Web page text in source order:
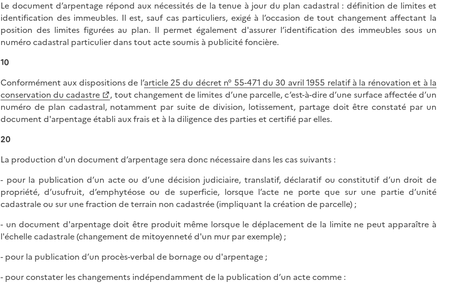
Le document d’arpentage répond aux nécessités de la tenue à jour du plan cadastral : définition de limites et
identification des immeubles. Il est, sauf cas particuliers, exigé à l’occasion de tout changement affectant la
position des limites figurées au plan. Il permet également d'assurer l’identification des immeubles sous un
numéro cadastral particulier dans tout acte soumis à publicité foncière.
10
Conformément aux dispositions de l’article 25 du décret n° 55-471 du 30 avril 1955 relatif à la rénovation et à la
conservation du cadastre
, tout changement de limites d’une parcelle, c’est-à-dire d’une surface affectée d’un
numéro de plan cadastral, notamment par suite de division, lotissement, partage doit être constaté par un
document d'arpentage établi aux frais et à la diligence des parties et certifié par elles.
20
La production d'un document d’arpentage sera donc nécessaire dans les cas suivants :
- pour la publication d’un acte ou d’une décision judiciaire, translatif, déclaratif ou constitutif d’un droit de
propriété, d’usufruit, d’emphytéose ou de superficie, lorsque l’acte ne porte que sur une partie d’unité
cadastrale ou sur une fraction de terrain non cadastrée (impliquant la création de parcelle) ;
- un document d'arpentage doit être produit même lorsque le déplacement de la limite ne peut apparaître à
l'échelle cadastrale (changement de mitoyenneté d'un mur par exemple) ;
- pour la publication d’un procès-verbal de bornage ou d'arpentage ;
- pour constater les changements indépendamment de la publication d’un acte comme :